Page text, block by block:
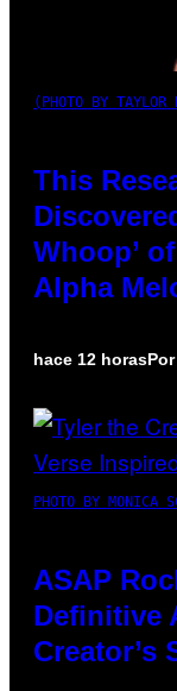
(PHOTO BY
This
Whoop’
Alpha
hace 12 horasPor
PHOTO BY MONICA
ASAP
Definitive
Creator’s